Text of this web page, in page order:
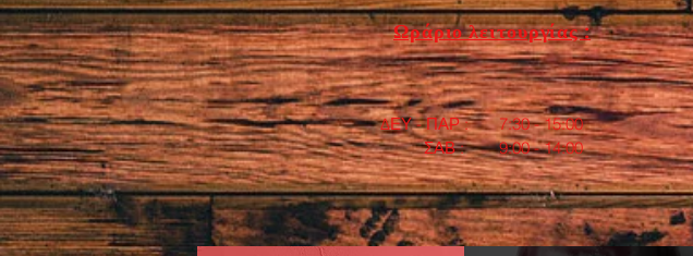
Ωράριο λειτουργίας :
ΔΕΥ - ΠΑΡ : 7:30 - 15:00
​ ΣΑΒ : 9:00 - 14:00